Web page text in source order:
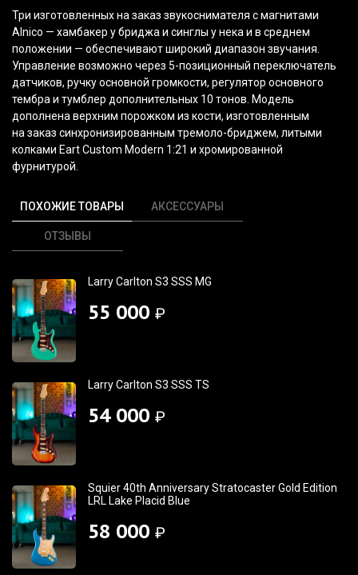
Три изготовленных на заказ звукоснимателя с магнитами
Alnico — хамбакер у бриджа и синглы у нека и в среднем
положении — обеспечивают широкий диапазон звучания.
Управление возможно через 5-позиционный переключатель
датчиков, ручку основной громкости, регулятор основного
тембра и тумблер дополнительных 10 тонов. Модель
дополнена верхним порожком из кости, изготовленным
на заказ синхронизированным тремоло-бриджем, литыми
колками Eart Custom Modern 1:21 и хромированной
фурнитурой.
ПОХОЖИЕ ТОВАРЫ АКСЕССУАРЫ
ОТЗЫВЫ
Larry Carlton S3 SSS MG
55 000 ₽
Larry Carlton S3 SSS TS
54 000 ₽
Squier 40th Anniversary Stratocaster Gold Edition
LRL Lake Placid Blue
58 000 ₽